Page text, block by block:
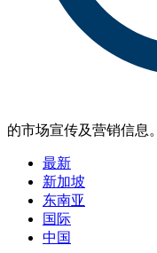
的市场宣传及营销信息。
最新
新加坡
东南亚
国际
中国